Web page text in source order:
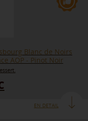
Blanc de Noirs
AOP - Pinot Noir
EN DETAIL